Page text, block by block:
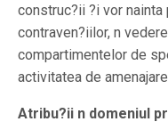
construc?ii ?i vor
contraven?iilor, n
compartimentelor de
activitatea de
Atribu?ii n domeniul